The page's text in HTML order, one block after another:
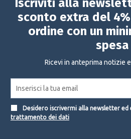
Iscriviti alla
sconto extra del
ordine con un
spesa
Ricevi in anteprima notizie
Desidero iscrivermi alla newsletter ed
trattamento dei dati